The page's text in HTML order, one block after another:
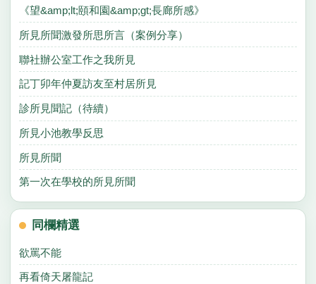
《望&amp;lt;頤和園&amp;gt;長廊所感》
所見所聞激發所思所言（案例分享）
聯社辦公室工作之我所見
記丁卯年仲夏訪友至村居所見
診所見聞記（待續）
所見小池教學反思
所見所聞
第一次在學校的所見所聞
同欄精選
欲罵不能
再看倚天屠龍記